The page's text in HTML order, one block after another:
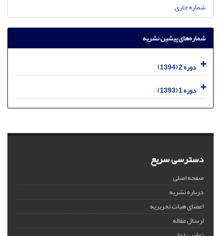
شماره جاری
شماره‌های پیشین نشریه
دوره 2 (1394)
دوره 1 (1393)
دسترسی سریع
صفحه اصلی
درباره نشریه
اعضای هیات تحریریه
ارسال مقاله